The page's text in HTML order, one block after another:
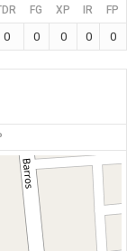
FG XP IR FP
0 0 0 0 0